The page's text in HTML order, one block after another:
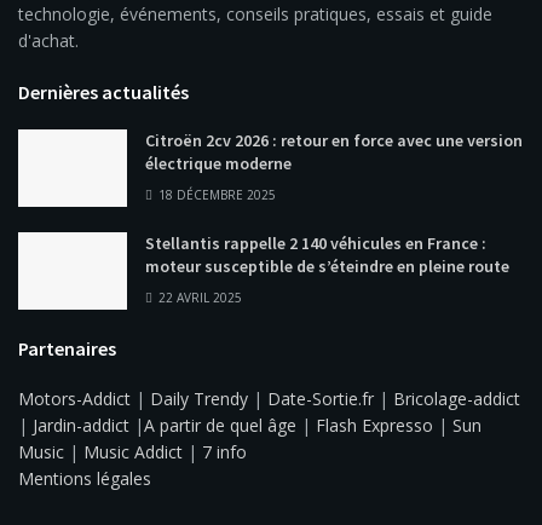
technologie, événements, conseils pratiques, essais et guide
d'achat.
Dernières actualités
Citroën 2cv 2026 : retour en force avec une version
électrique moderne
18 DÉCEMBRE 2025
Stellantis rappelle 2 140 véhicules en France :
moteur susceptible de s’éteindre en pleine route
22 AVRIL 2025
Partenaires
Motors-Addict | Daily Trendy | Date-Sortie.fr | Bricolage-addict
| Jardin-addict |A partir de quel âge | Flash Expresso | Sun
Music | Music Addict | 7 info
Mentions légales